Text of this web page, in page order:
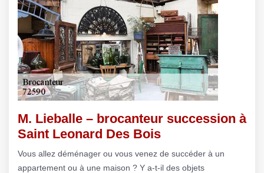
M. Lieballe – brocanteur succession à
Saint Leonard Des Bois
Vous allez déménager ou vous venez de succéder à un
appartement ou à une maison ? Y a-t-il des objets